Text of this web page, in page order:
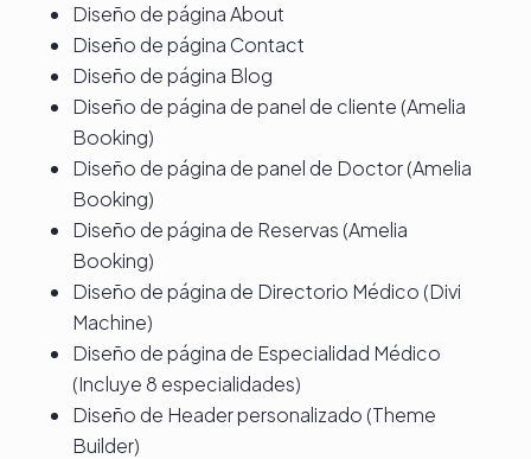
Diseño de página About
Diseño de página Contact
Diseño de página Blog
Diseño de página de panel de cliente (Amelia
Booking)
Diseño de página de panel de Doctor (Amelia
Booking)
Diseño de página de Reservas (Amelia
Booking)
Diseño de página de Directorio Médico (Divi
Machine)
Diseño de página de Especialidad Médico
(Incluye 8 especialidades)
Diseño de Header personalizado (Theme
Builder)